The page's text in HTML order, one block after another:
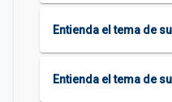
Entienda el tema de
Entienda el tema de